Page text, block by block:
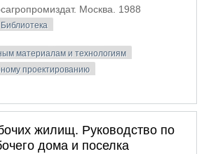
Москва. 1988
Библиотека
материалам и технологиям
проектированию
жилищ. Руководство по
дома и поселка